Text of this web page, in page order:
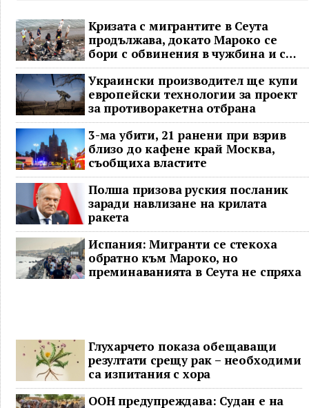
Кризата с мигрантите в Сеута
продължава, докато Мароко се
бори с обвинения в чужбина и с
гнева у дома
Украински производител ще купи
европейски технологии за проект
за противоракетна отбрана
3-ма убити, 21 ранени при взрив
близо до кафене край Москва,
съобщиха властите
Полша призова руския посланик
заради навлизане на крилата
ракета
Испания: Мигранти се стекоха
обратно към Мароко, но
преминаванията в Сеута не спряха
Глухарчето показа обещаващи
резултати срещу рак – необходими
са изпитания с хора
ООН предупреждава: Судан е на